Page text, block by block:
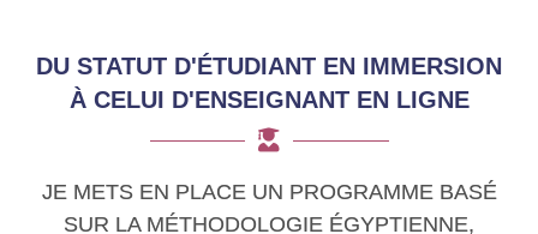
DU STATUT D'ÉTUDIANT EN IMMERSION
À CELUI D'ENSEIGNANT EN LIGNE
JE METS EN PLACE UN PROGRAMME BASÉ
SUR LA MÉTHODOLOGIE ÉGYPTIENNE,